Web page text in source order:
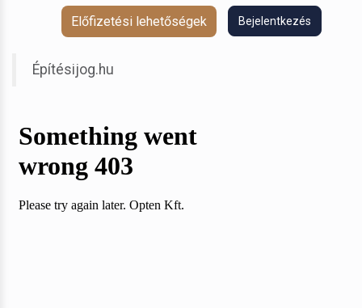
Előfizetési lehetőségek Bejelentkezés
Építésijog.hu